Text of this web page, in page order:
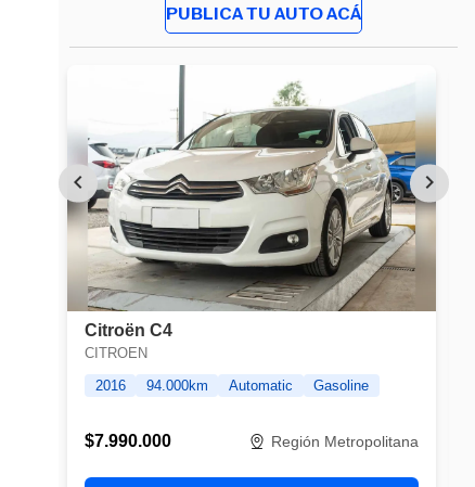
PUBLICA TU AUTO ACÁ